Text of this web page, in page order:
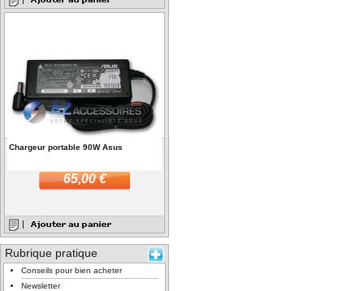
Chargeur portable 90W Asus
65,00 €
Rubrique pratique
Conseils pour bien acheter
Newsletter